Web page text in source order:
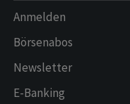
Anmelden
Börsenabos
Newsletter
E-Banking